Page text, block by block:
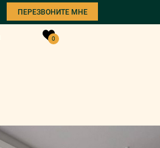
ПЕРЕЗВОНИТЕ МНЕ
0